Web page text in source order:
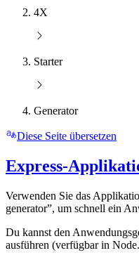
4X
Starter
Generator
Diese Seite übersetzen
Express-
Verwenden Sie das
generator”, um schnell ein
Du kannst den
ausführen (verfügbar in